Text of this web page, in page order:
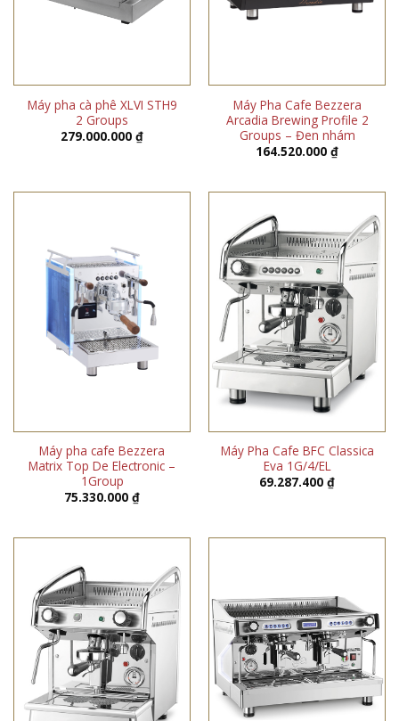
Máy pha cà phê XLVI STH9
2 Groups
279.000.000 ₫
Máy Pha Cafe Bezzera
Arcadia Brewing Profile 2
Groups – Đen nhám
164.520.000 ₫
Máy pha cafe Bezzera
Matrix Top De Electronic –
1Group
75.330.000 ₫
Máy Pha Cafe BFC Classica
Eva 1G/4/EL
69.287.400 ₫